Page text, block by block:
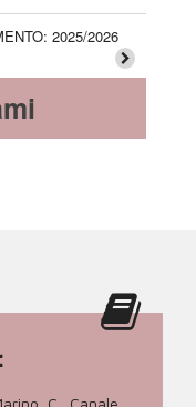
2025/2026
C., Canale,